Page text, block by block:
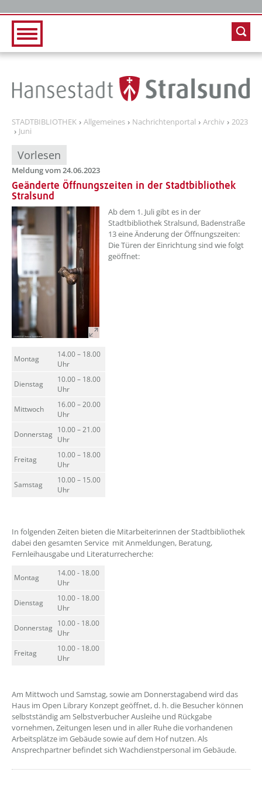
STADTBIBLIOTHEK Allgemeines Nachrichtenportal Archiv
2023
Juni
Vorlesen
Meldung vom 24.06.2023
Geänderte Öffnungszeiten in der Stadtbibliothek
Stralsund
??? absaetzeOben[1]/titel ???
Ab dem 1. Juli gibt es in der
Stadtbibliothek Stralsund, Badenstraße
13 eine Änderung der Öffnungszeiten:
Die Türen der Einrichtung sind wie folgt
geöffnet:
Montag
14.00 – 18.00
Uhr
Dienstag
10.00 – 18.00
Uhr
Mittwoch
16.00 – 20.00
Uhr
Donnerstag 10.00 – 21.00
Uhr
Freitag
10.00 – 18.00
Uhr
Samstag
10.00 – 15.00
Uhr
In folgenden Zeiten bieten die Mitarbeiterinnen der Stadtbibliothek
dabei den gesamten Service mit Anmeldungen, Beratung,
Fernleihausgabe und Literaturrecherche:
Montag
14.00 - 18.00
Uhr
Dienstag
10.00 - 18.00
Uhr
Donnerstag 10.00 - 18.00
Uhr
Freitag
10.00 - 18.00
Uhr
Am Mittwoch und Samstag, sowie am Donnerstagabend wird das
Haus im Open Library Konzept geöffnet, d. h. die Besucher können
selbstständig am Selbstverbucher Ausleihe und Rückgabe
vornehmen, Zeitungen lesen und in aller Ruhe die vorhandenen
Arbeitsplätze im Gebäude sowie auf dem Hof nutzen. Als
Ansprechpartner befindet sich Wachdienstpersonal im Gebäude.